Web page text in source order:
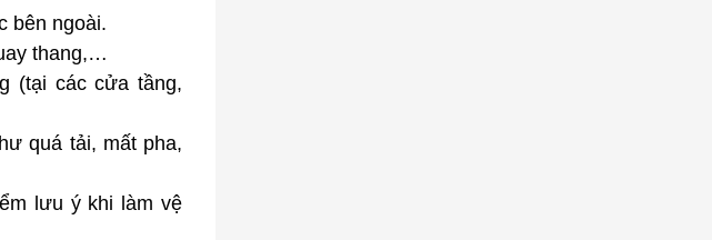
bên ngoài.
thang,…
(tại các cửa tầng,
quá tải, mất pha,
lưu ý khi làm vệ